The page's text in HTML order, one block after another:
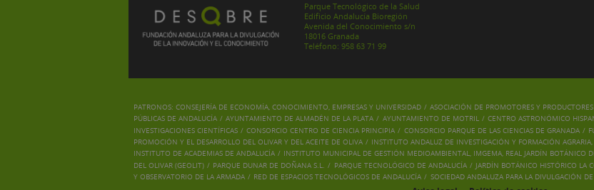
Parque Tecnológico de la Salud
Edificio Andalucía Bioregión
Avenida del Conocimiento s/n
18016 Granada
Teléfono: 958 63 71 99
PATRONOS: CONSEJERÍA DE ECONOMÍA, CONOCIMIENTO, EMPRESAS Y UNIVERSIDAD / ASOCIACIÓN DE PROMOTORES Y
PÚBLICAS DE ANDALUCÍA / AYUNTAMIENTO DE ALMADÉN DE LA PLATA / AYUNTAMIENTO DE MOTRIL / CENTRO ASTRONÓMICO
INVESTIGACIONES CIENTÍFICAS / CONSORCIO CENTRO DE CIENCIA PRINCIPIA / CONSORCIO PARQUE DE LAS CIENCIAS DE GRANADA /
PROMOCIÓN Y EL DESARROLLO DEL OLIVAR Y DEL ACEITE DE OLIVA / INSTITUTO ANDALUZ DE INVESTIGACIÓN Y FORMACIÓN
INSTITUTO DE ACADEMIAS DE ANDALUCÍA / INSTITUTO MUNICIPAL DE GESTIÓN MEDIOAMBIENTAL, IMGEMA, REAL JARDÍN BOTÁNICO
DEL OLIVAR (GEOLIT) / PARQUE DUNAR DE DOÑANA S.L. / PARQUE TECNOLÓGICO DE ANDALUCÍA / JARDÍN BOTÁNICO HISTÓRICO LA
Y OBSERVATORIO DE LA ARMADA / RED DE ESPACIOS TECNOLÓGICOS DE ANDALUCÍA / SOCIEDAD ANDALUZA PARA LA DIVULGACIÓN